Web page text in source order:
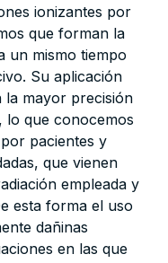
ionizantes por
que forman la
un mismo tiempo
Su aplicación
la mayor precisión
lo que conocemos
pacientes y
que vienen
empleada y
esta forma el uso
dañinas
en las que